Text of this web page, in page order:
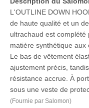
L'OUTLINE DOWN
de haute qualité et un
ultrachaud est
matière synthétique aux
Le bas de vêtement
ajustement précis,
résistance accrue. À
sous une veste de
(Fournie par Salomon)